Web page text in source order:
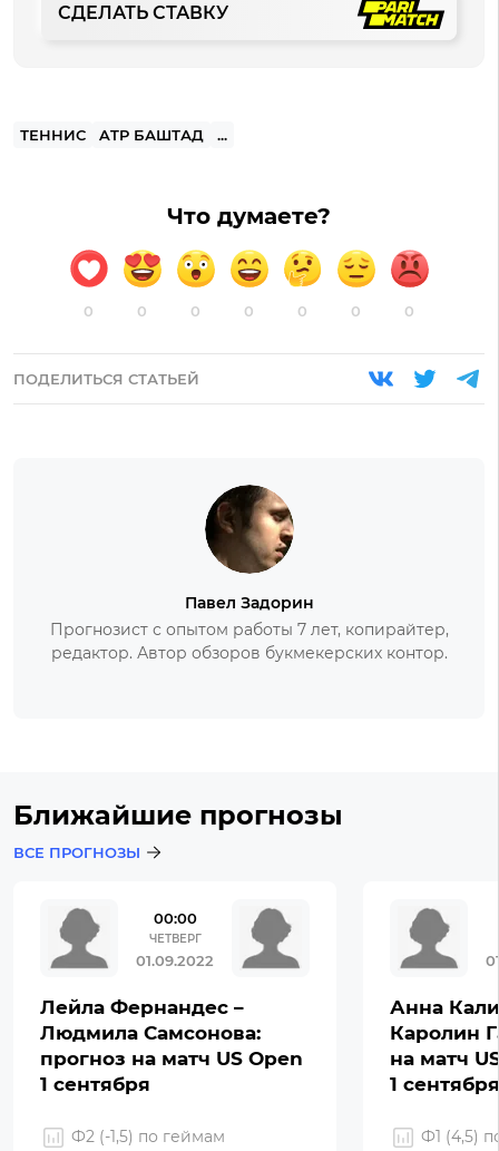
СДЕЛАТЬ СТАВКУ
ТЕННИС ATP БАШТАД ...
Что думаете?
0 0 0 0 0 0 0
ПОДЕЛИТЬСЯ СТАТЬЕЙ
Павел Задорин
Прогнозист с опытом работы 7 лет, копирайтер,
редактор. Автор обзоров букмекерских контор.
Ближайшие прогнозы
ВСЕ ПРОГНОЗЫ
00:00
ЧЕТВЕРГ
01.09.2022
Лейла Фернандес –
Людмила Самсонова:
прогноз на матч US Open
1 сентября
Ф2 (-1,5) по геймам
Анна
Каролин
на матч
1 сентября
Ф1 (4,5)